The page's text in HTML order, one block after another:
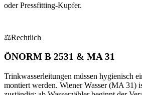
oder Pressfitting-Kupfer.
⚖Rechtlich
ÖNORM B 2531 & MA 31
Trinkwasserleitungen müssen hygienisch
montiert werden. Wiener Wasser (MA 31)